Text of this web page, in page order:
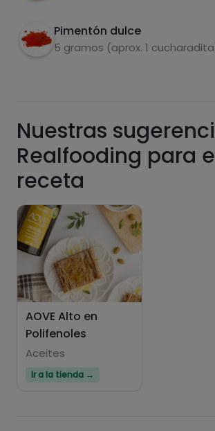
Pimentón dulce
5 gramos (aprox. 1
Azúcares
Hazte PLUS para ver la
de las recetas, y desbloquear
funcionalidades PLUS.
Pásate al PLUS
Nuestras
Realfooding para
receta
AOVE Alto en
Polifenoles
Aceites
Ir a la tienda →